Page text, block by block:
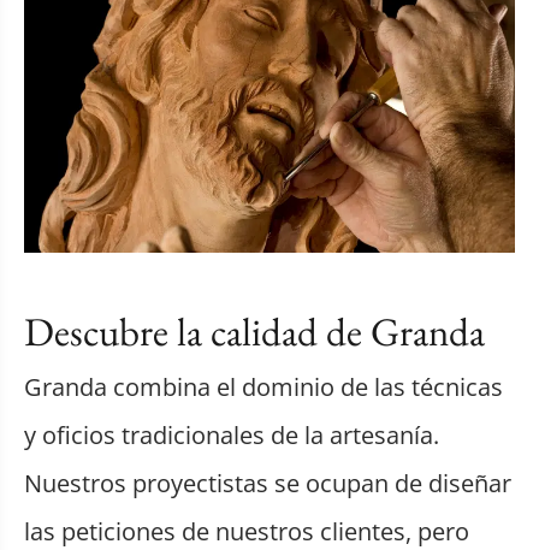
Descubre la calidad de Granda
Granda combina el dominio de las técnicas
y oficios tradicionales de la artesanía.
Nuestros proyectistas se ocupan de diseñar
las peticiones de nuestros clientes, pero